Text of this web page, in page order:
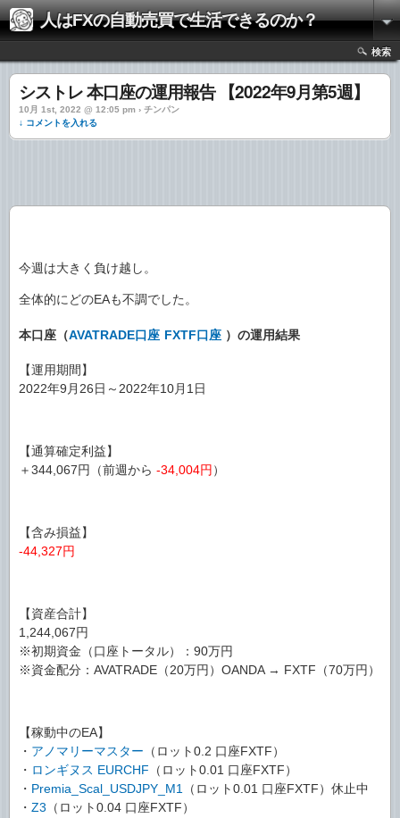
人はFXの自動売買で生活できるのか？
検索
シストレ 本口座の運用報告 【2022年9月第5週】
10月 1st, 2022 @ 12:05 pm › チンパン
↓ コメントを入れる
今週は大きく負け越し。
全体的にどのEAも不調でした。
本口座（AVATRADE口座 FXTF口座 ）の運用結果
【運用期間】
2022年9月26日～2022年10月1日
【通算確定利益】
＋344,067円（前週から -34,004円 ）
【含み損益】
-44,327円
【資産合計】
1,244,067円
※初期資金（口座トータル）：90万円
※資金配分：AVATRADE（20万円）OANDA → FXTF（70万円）
【稼動中のEA】
・ アノマリーマスター （ロット0.2 口座FXTF）
・ ロンギヌス EURCHF （ロット0.01 口座FXTF）
・ Premia_Scal_USDJPY_M1 （ロット0.01 口座FXTF）休止中
・ Z3 （ロット0.04 口座FXTF）